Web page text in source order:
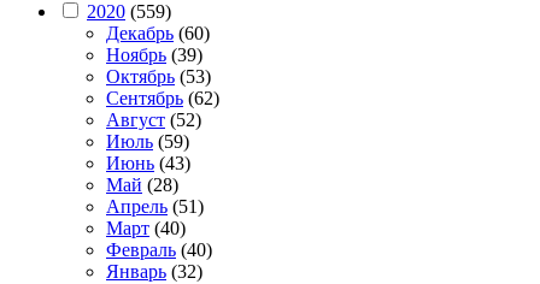
2020 (559)
Декабрь (60)
Ноябрь (39)
Октябрь (53)
Сентябрь (62)
Август (52)
Июль (59)
Июнь (43)
Май (28)
Апрель (51)
Март (40)
Февраль (40)
Январь (32)